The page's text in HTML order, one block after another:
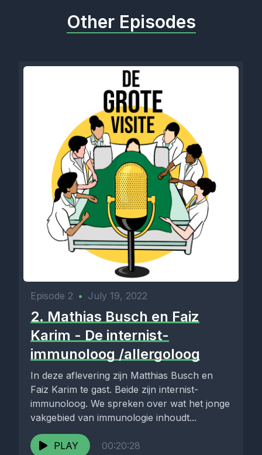
Other Episodes
Episode 2 • July 19, 2022
2. Mathias Busch en Faiz
Karim - De internist-
immunoloog /allergoloog
In deze aflevering zijn Matthias Busch en
Faiz Karim te gast. Beide zijn internist-
immunoloog. We spreken over wat het jonge
vakgebied van immunologie inhoudt...
PLAY 00:20:28